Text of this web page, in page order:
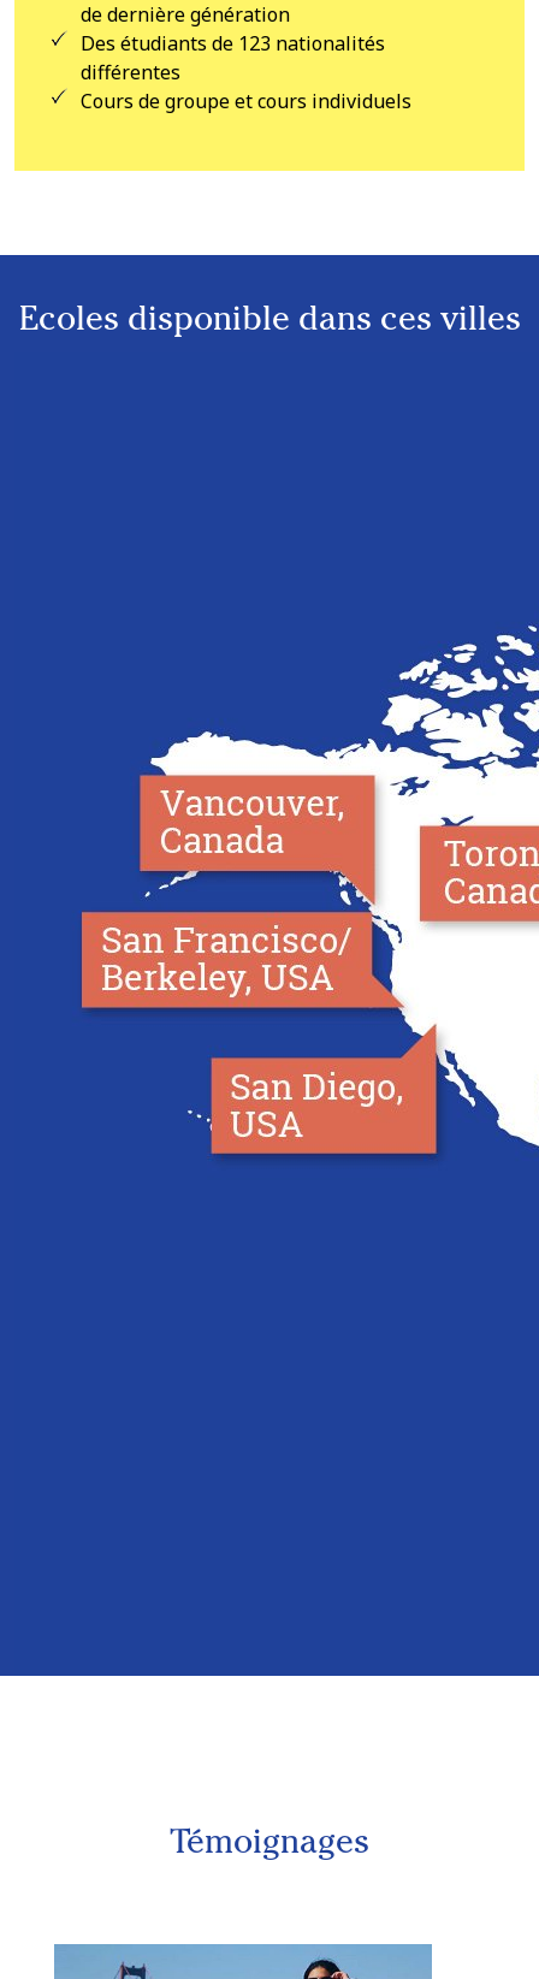
de dernière génération
Des étudiants de 123 nationalités
différentes
Cours de groupe et cours individuels
Ecoles disponible dans ces villes
Centre
Londres
Hampstead
Cambridge
Brighton
Boston
York
Toronto
Zurich
Témoignages